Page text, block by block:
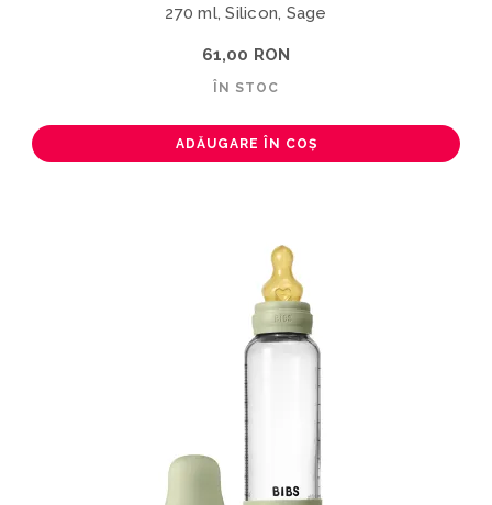
270 ml, Silicon, Sage
61,00 RON
ÎN STOC
ADĂUGARE ÎN COȘ